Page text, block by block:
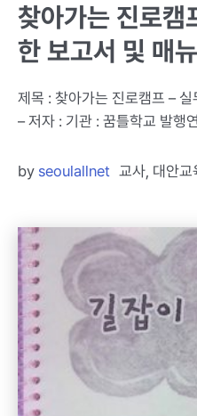
찾아가는 진로캠
한 보고서 및 매
제목 : 찾아가는 진로캠프 –
– 저자 : 기관 : 꿈틀학교 발행
by seoulallnet 교사, 대안교